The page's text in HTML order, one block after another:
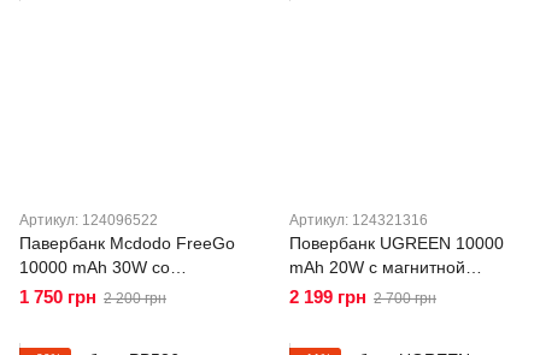
Артикул: 124096522
Павербанк Mcdodo FreeGo
10000 mAh 30W со
встроенным выдвижным
дисплеем MC-3870
1 750 грн 2 200 грн
Артикул: 124321316
Повербанк UGREEN 10000
mAh 20W c магнитной
беспроводной зарядкой
2 199 грн 2 700 грн